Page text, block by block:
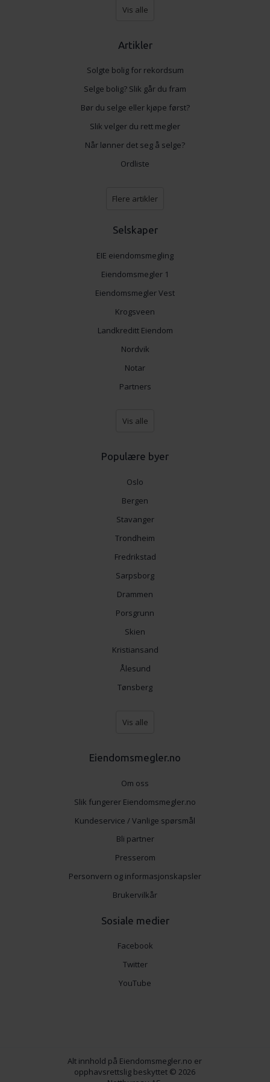
dessuten informasjon om hvordan du bruker nettstedet
annonsering og analysearbeid, som kan kombinere den
eller som de har samlet inn gjennom din bruk av
Vis alle
Artikler
Solgte bolig for rekordsum
Selge bolig? Slik går du fram
Bør du selge eller kjøpe først?
Slik velger du rett megler
Når lønner det seg å selge?
Ordliste
Flere artikler
Selskaper
EIE eiendomsmegling
Eiendomsmegler 1
Eiendomsmegler Vest
Krogsveen
Landkreditt Eiendom
Nordvik
Notar
Partners
Vis alle
Populære byer
Oslo
Bergen
Stavanger
Trondheim
Fredrikstad
Sarpsborg
Drammen
Porsgrunn
Skien
Kristiansand
Ålesund
Tønsberg
Vis alle
Eiendomsmegler.no
Om oss
Slik fungerer Eiendomsmegler.no
Kundeservice / Vanlige spørsmål
Bli partner
Presserom
Personvern og informasjonskapsler
Brukervilkår
Sosiale medier
Facebook
Twitter
YouTube
Alt innhold på Eiendomsmegler.no er
opphavsrettslig beskyttet © 2026